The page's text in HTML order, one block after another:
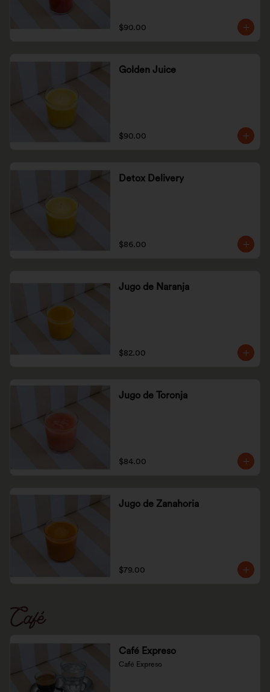
$90.00
Golden Juice
$90.00
Detox Delivery
$86.00
Jugo de Naranja
$82.00
Jugo de Toronja
$84.00
Jugo de Zanahoria
$79.00
Café
Café Expreso
Café Expreso